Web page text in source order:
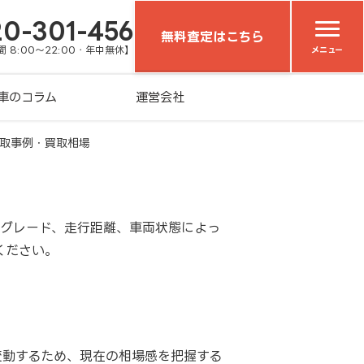
301-456
間 8:00～22:00・年中無休】
無料査定はこちら
メニュー
のコラム 運営会社
事例・買取相場
レード、走行距離、車両状態によっ
さい。
するため、現在の相場感を把握する